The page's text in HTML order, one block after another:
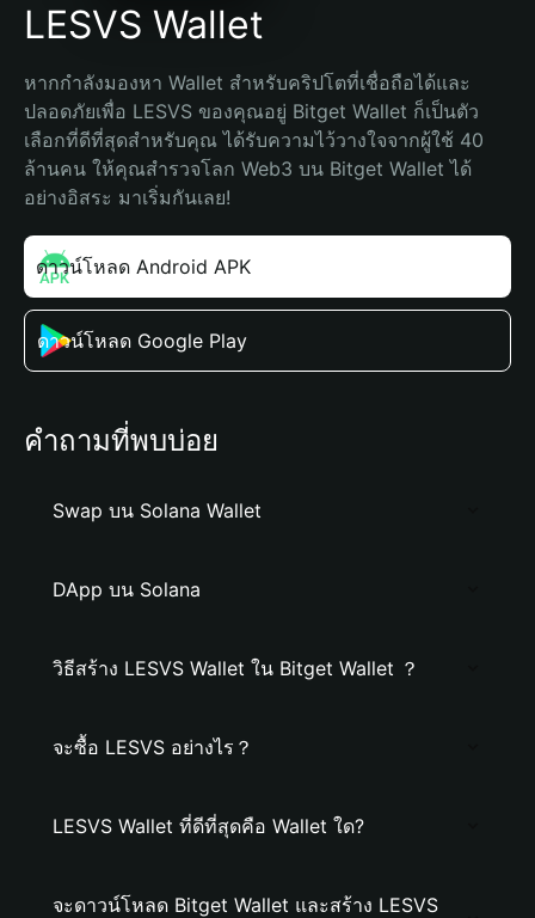
LESVS Wallet
หากกำลังมองหา Wallet สำหรับคริปโตที่เชื่อถือได้และ
ปลอดภัยเพื่อ LESVS ของคุณอยู่ Bitget Wallet ก็เป็นตัว
เลือกที่ดีที่สุดสำหรับคุณ ได้รับความไว้วางใจจากผู้ใช้ 40
ล้านคน ให้คุณสำรวจโลก Web3 บน Bitget Wallet ได้
อย่างอิสระ มาเริ่มกันเลย!
ดาวน์โหลด Android APK
ดาวน์โหลด Google Play
คำถามที่พบบ่อย
Swap บน Solana Wallet
DApp บน Solana
วิธีสร้าง LESVS Wallet ใน Bitget Wallet ？
จะซื้อ LESVS อย่างไร？
LESVS Wallet ที่ดีที่สุดคือ Wallet ใด?
จะดาวน์โหลด Bitget Wallet และสร้าง LESVS